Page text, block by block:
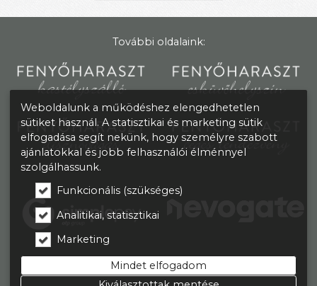
További oldalaink:
Weboldalunk a működéshez elengedhetetlen
sütiket használ. A statisztikai és marketing sütik
elfogadása segít nekünk, hogy személyre szabott
ajánlatokkal és jobb felhasználói élménnyel
szolgálhassunk.
Funkcionális (szükséges)
Analitikai, statisztikai
Marketing
Mindet elfogadom